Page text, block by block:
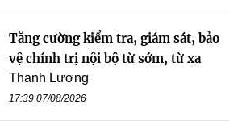
Tăng cường kiểm tra, giám sát, bảo
vệ chính trị nội bộ từ sớm, từ xa
Thanh Lương
17:39 07/08/2026